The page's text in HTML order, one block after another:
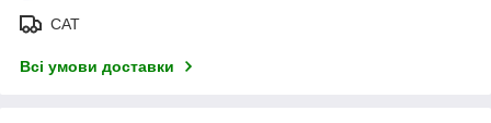
САТ
Всі умови доставки